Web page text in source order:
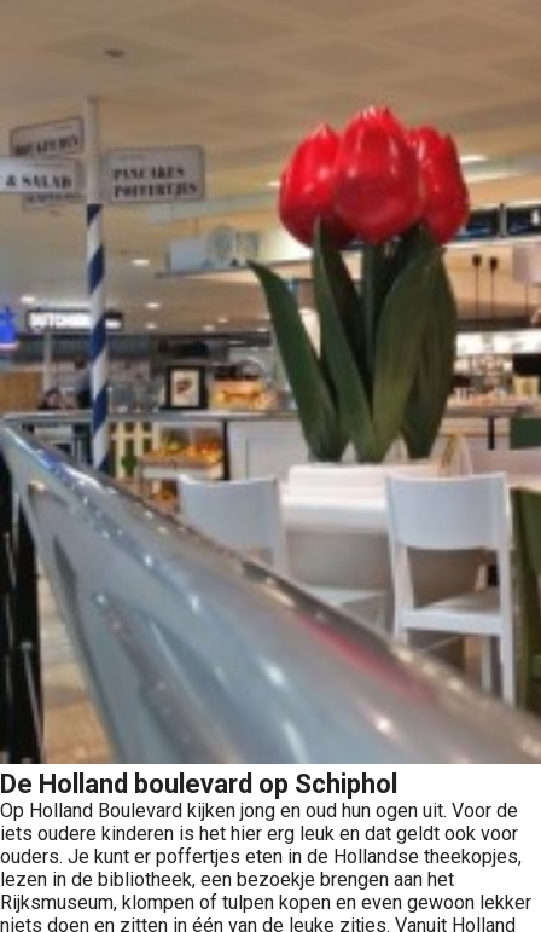
De Holland boulevard op Schiphol
Op Holland Boulevard kijken jong en oud hun ogen uit. Voor de
iets oudere kinderen is het hier erg leuk en dat geldt ook voor
ouders. Je kunt er poffertjes eten in de Hollandse theekopjes,
lezen in de bibliotheek, een bezoekje brengen aan het
Rijksmuseum, klompen of tulpen kopen en even gewoon lekker
niets doen en zitten in één van de leuke zitjes. Vanuit Holland